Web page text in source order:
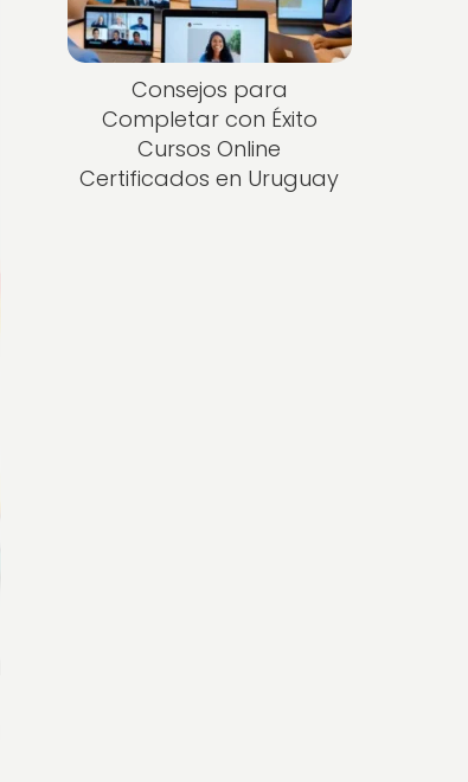
Consejos para
Completar con Éxito
Cursos Online
Certificados en Uruguay